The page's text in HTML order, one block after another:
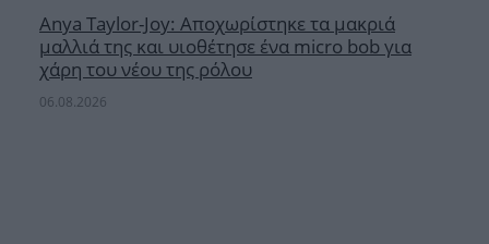
Anya Taylor-Joy: Αποχωρίστηκε τα μακριά
μαλλιά της και υιοθέτησε ένα micro bob για
χάρη του νέου της ρόλου
06.08.2026